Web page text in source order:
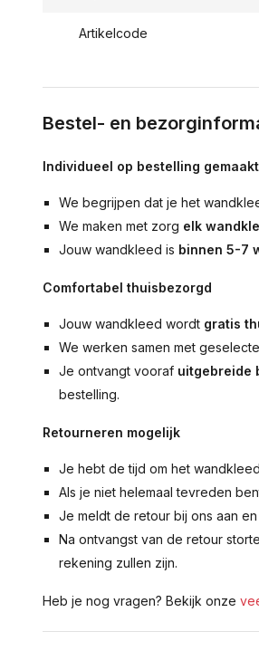
Artikelcode
Bestel- en
Individueel op bestelling gemaakt
We begrijpen dat je het
We maken met zorg elk
Jouw wandkleed is binnen 5-7
Comfortabel thuisbezorgd
Jouw wandkleed wordt gratis
We werken samen met
Je ontvangt vooraf uitgebreide
bestelling.
Retourneren mogelijk
Je hebt de tijd om het
Als je niet helemaal tevreden
Je meldt de retour bij ons aan
Na ontvangst van de retour
rekening zullen zijn.
Heb je nog vragen? Bekijk onze